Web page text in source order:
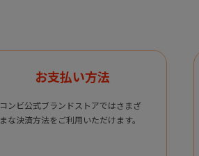
お支払い方法
コンビ公式ブランドストアではさまざ
まな決済方法をご利用いただけます。